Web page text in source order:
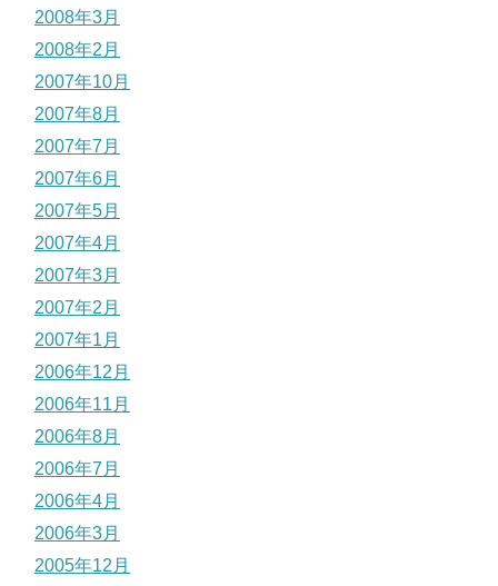
2008年3月
2008年2月
2007年10月
2007年8月
2007年7月
2007年6月
2007年5月
2007年4月
2007年3月
2007年2月
2007年1月
2006年12月
2006年11月
2006年8月
2006年7月
2006年4月
2006年3月
2005年12月